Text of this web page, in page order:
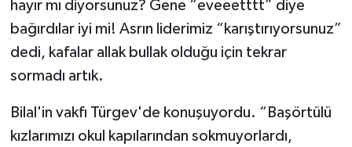
hayır mı diyorsunuz? Gene “eveeetttt” diye
bağırdılar iyi mi! Asrın liderimiz “karıştırıyorsunuz”
dedi, kafalar allak bullak olduğu için tekrar
sormadı artık.
Bilal'in vakfı Türgev'de konuşuyordu. “Başörtülü
kızlarımızı okul kapılarından sokmuyorlardı,